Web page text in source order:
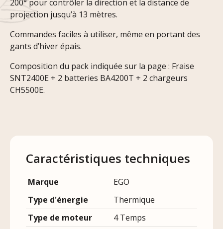
200° pour contrôler la direction et la distance de
projection jusqu’à 13 mètres.
Commandes faciles à utiliser, même en portant des
gants d’hiver épais.
Composition du pack indiquée sur la page : Fraise
SNT2400E + 2 batteries BA4200T + 2 chargeurs
CH5500E.
Caractéristiques techniques
Marque
EGO
Type d'énergie
Thermique
Type de moteur
4 Temps